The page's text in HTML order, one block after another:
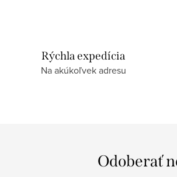
Rýchla expedícia
Na akúkoľvek adresu
Odoberať